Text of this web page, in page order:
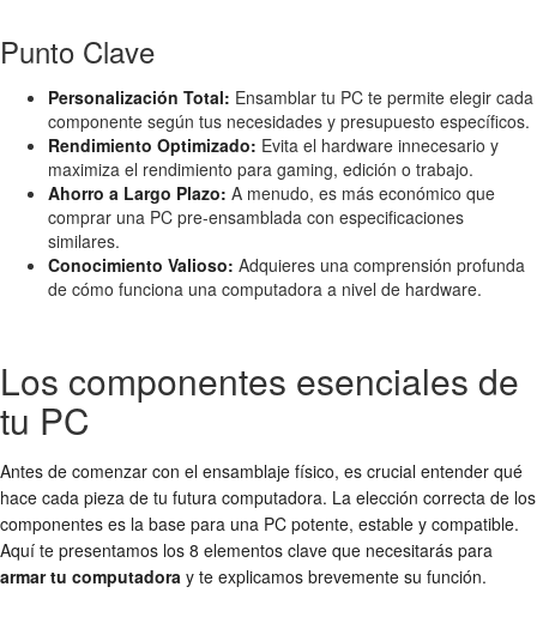
Punto Clave
Personalización Total: Ensamblar tu PC te permite elegir cada
componente según tus necesidades y presupuesto específicos.
Rendimiento Optimizado: Evita el hardware innecesario y
maximiza el rendimiento para gaming, edición o trabajo.
Ahorro a Largo Plazo: A menudo, es más económico que
comprar una PC pre-ensamblada con especificaciones
similares.
Conocimiento Valioso: Adquieres una comprensión profunda
de cómo funciona una computadora a nivel de hardware.
Los componentes esenciales de
tu PC
Antes de comenzar con el ensamblaje físico, es crucial entender qué
hace cada pieza de tu futura computadora. La elección correcta de los
componentes es la base para una PC potente, estable y compatible.
Aquí te presentamos los 8 elementos clave que necesitarás para
armar tu computadora y te explicamos brevemente su función.